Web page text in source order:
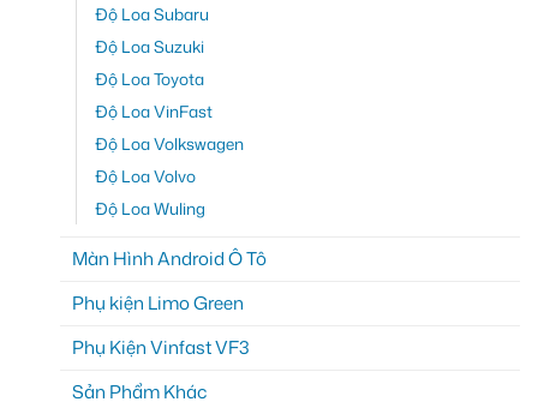
Độ Loa Subaru
Độ Loa Suzuki
Độ Loa Toyota
Độ Loa VinFast
Độ Loa Volkswagen
Độ Loa Volvo
Độ Loa Wuling
Màn Hình Android Ô Tô
Phụ kiện Limo Green
Phụ Kiện Vinfast VF3
Sản Phẩm Khác